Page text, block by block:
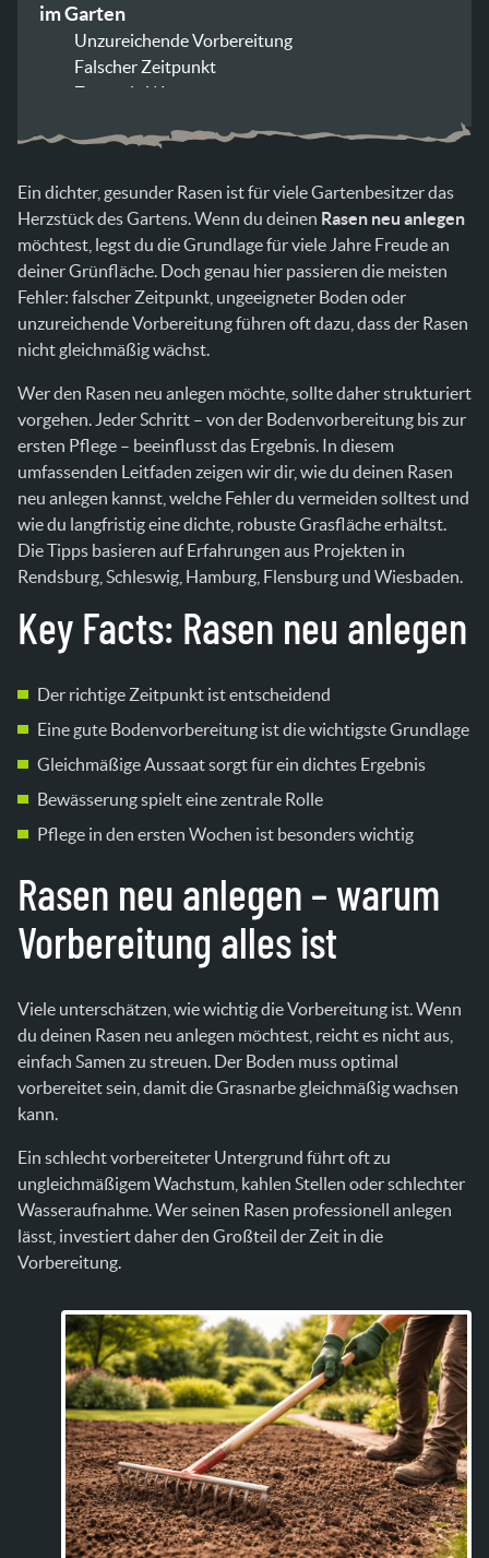
im Garten
Unzureichende Vorbereitung
Falscher Zeitpunkt
Zu wenig Wasser
Zu frühes Betreten
anlegen im Garten
Bewässerung beim Rasen neu anlegen im
Garten richtig umsetzen
Rasen neu anlegen im Garten und langfristig
dicht halten
FAQs: Rasen neu anlegen im Garten
Wann ist der beste Zeitpunkt, um Rasen neu
anzulegen?
Wie lange dauert es, bis neuer Rasen wächst?
Wie oft muss ich frisch gesäten Rasen bewässern?
Wann darf ich den neuen Rasen zum ersten Mal
mähen?
Kann ich Rasen neu anlegen im Garten auch ohne
Fachbetrieb?
Warum wächst mein neuer Rasen ungleichmäßig?
Wann lohnt sich ein Fachbetrieb?
Ein dichter, gesunder Rasen ist für viele Gartenbesitzer das
Herzstück des Gartens. Wenn du deinen Rasen neu anlegen
möchtest, legst du die Grundlage für viele Jahre Freude an
deiner Grünfläche. Doch genau hier passieren die meisten
Fehler: falscher Zeitpunkt, ungeeigneter Boden oder
unzureichende Vorbereitung führen oft dazu, dass der Rasen
nicht gleichmäßig wächst.
Wer den Rasen neu anlegen möchte, sollte daher strukturiert
vorgehen. Jeder Schritt – von der Bodenvorbereitung bis zur
ersten Pflege – beeinflusst das Ergebnis. In diesem
umfassenden Leitfaden zeigen wir dir, wie du deinen Rasen
neu anlegen kannst, welche Fehler du vermeiden solltest und
wie du langfristig eine dichte, robuste Grasfläche erhältst.
Die Tipps basieren auf Erfahrungen aus Projekten in
Rendsburg, Schleswig, Hamburg, Flensburg und Wiesbaden.
Key Facts: Rasen neu anlegen
Der richtige Zeitpunkt ist entscheidend
Eine gute Bodenvorbereitung ist die wichtigste Grundlage
Gleichmäßige Aussaat sorgt für ein dichtes Ergebnis
Bewässerung spielt eine zentrale Rolle
Pflege in den ersten Wochen ist besonders wichtig
Rasen neu anlegen – warum
Vorbereitung alles ist
Viele unterschätzen, wie wichtig die Vorbereitung ist. Wenn
du deinen Rasen neu anlegen möchtest, reicht es nicht aus,
einfach Samen zu streuen. Der Boden muss optimal
vorbereitet sein, damit die Grasnarbe gleichmäßig wachsen
kann.
Ein schlecht vorbereiteter Untergrund führt oft zu
ungleichmäßigem Wachstum, kahlen Stellen oder schlechter
Wasseraufnahme. Wer seinen Rasen professionell anlegen
lässt, investiert daher den Großteil der Zeit in die
Vorbereitung.